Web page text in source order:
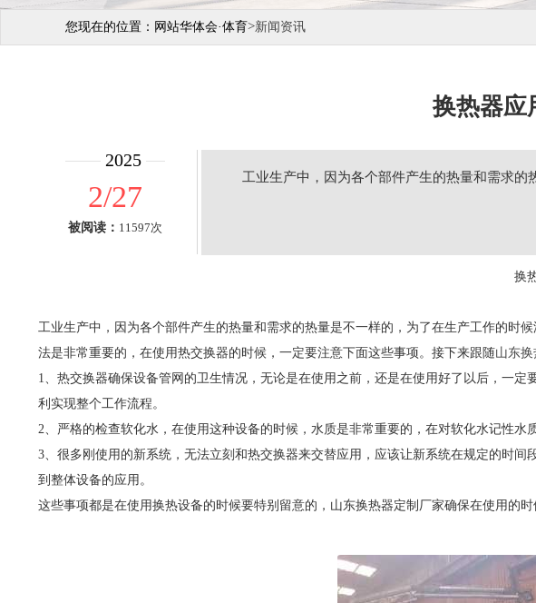
您现在的位置： 网站华体会·体育>新闻资讯
换热器应
2025
2/27
被阅读： 11597次
工业生产中，因为各个部件产生的热量和需求的
换
工业生产中，因为各个部件产生的热量和需求的热量是不一样的，为了在生产工作的时
法是非常重要的，在使用热交换器的时候，一定要注意下面这些事项。接下来跟随山东
1、热交换器确保设备管网的卫生情况，无论是在使用之前，还是在使用好了以后，一
利实现整个工作流程。
2、严格的检查软化水，在使用这种设备的时候，水质是非常重要的，在对软化水记性
3、很多刚使用的新系统，无法立刻和热交换器来交替应用，应该让新系统在规定的时
到整体设备的应用。
这些事项都是在使用换热设备的时候要特别留意的，山东换热器定制厂家确保在使用的